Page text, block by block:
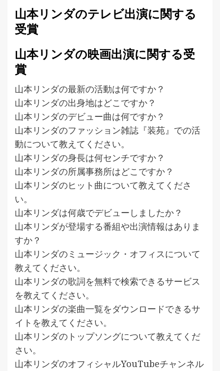
山本リンダのテレビ出演に関する
受賞
山本リンダの映画出演に関する受
賞
山本リンダの最新の活動は何ですか？
山本リンダの出身地はどこですか？
山本リンダのデビュー曲は何ですか？
山本リンダのファッション雑誌『装苑』での活
動について教えてください。
山本リンダの身長は何センチですか？
山本リンダの所属事務所はどこですか？
山本リンダのヒット曲について教えてくださ
い。
山本リンダは何歳でデビューしましたか？
山本リンダが登場する番組や出演情報はありま
すか？
山本リンダのミュージック・オフィスについて
教えてください。
山本リンダの歌詞を無料で検索できるサービス
を教えてください。
山本リンダの楽曲一覧をダウンロードできるサ
イトを教えてください。
山本リンダのトップソングについて教えてくだ
さい。
山本リンダのオフィシャルYouTubeチャンネル